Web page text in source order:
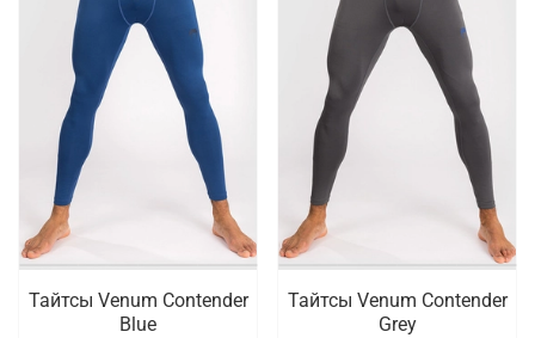
Тайтсы Venum Contender
Blue
Тайтсы Venum Contender
Grey